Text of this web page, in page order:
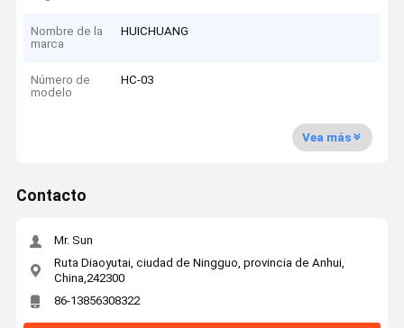
Nombre de la
marca
HUICHUANG
Número de
modelo
HC-03
Vea más
Contacto
Mr. Sun
Ruta Diaoyutai, ciudad de Ningguo, provincia de Anhui,
China,242300
86-13856308322